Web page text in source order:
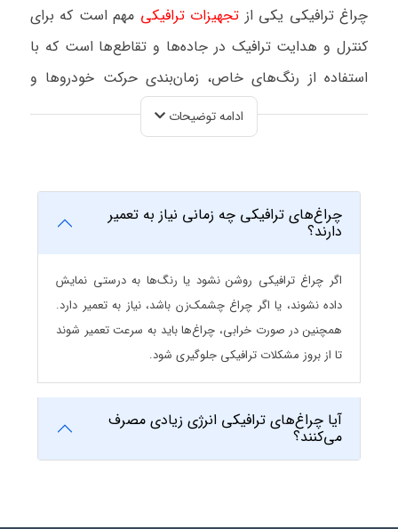
چراغ ترافیکی یکی از تجهیزات ترافیکی مهم است که برای
کنترل و هدایت ترافیک در جاده‌ها و تقاطع‌ها است که با
استفاده از رنگ‌های خاص، زمان‌بندی حرکت خودروها و
عابران پیاده را تنظیم می‌کند. هدف اصلی چراغ‌های
ترافیکی ایجاد نظم در جریان ترافیک و جلوگیری از
چراغ‌های ترافیکی
چراغ سراسری :چراغ سراسری نوعی چراغ ترافیکی است که
هر سه رنگ قرمز، زرد و سبز را در یک قاب عمودی یا افقی
نمایش می‌دهد. این چراغ‌ها در چهارراه‌ها و تقاطع‌ها نصب
می‌شوند. طراحی ساده آن‌ها باعث می‌شود برای رانندگان
به‌راحتی قابل تشخیص باشند.
چراغ یکسره :چراغ یکسره فقط یک رنگ (قرمز، زرد یا سبز)
دارد و برای کاربردهای خاص مثل هشدار یا کنترل حرکت در
ادامه توضیحات
چراغ‌های ترافیکی چه زمانی نیاز به تعمیر
دارند؟
اگر چراغ ترافیکی روشن نشود یا رنگ‌ها به درستی نمایش
داده نشوند، یا اگر چراغ چشمک‌زن باشد، نیاز به تعمیر دارد.
همچنین در صورت خرابی، چراغ‌ها باید به سرعت تعمیر شوند
تا از بروز مشکلات ترافیکی جلوگیری شود.
آیا چراغ‌های ترافیکی انرژی زیادی مصرف
می‌کنند؟